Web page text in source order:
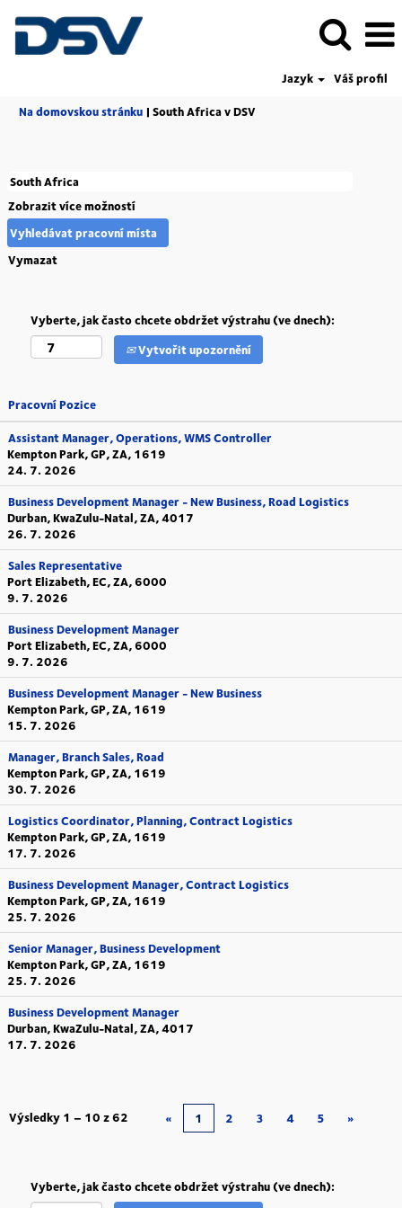
Jazyk
Váš profil
Na domovskou stránku | South Africa v DSV(aktuální
Zobrazit více možností
Vymazat
Vyberte, jak často chcete obdržet výstrahu (ve dnech):
Vytvořit upozornění
Pracovní Pozice
Assistant Manager, Operations, WMS Controller
Kempton Park, GP, ZA, 1619
24. 7. 2026
Business Development Manager - New Business, Road Logistics
Durban, KwaZulu-Natal, ZA, 4017
26. 7. 2026
Sales Representative
Port Elizabeth, EC, ZA, 6000
9. 7. 2026
Business Development Manager
Port Elizabeth, EC, ZA, 6000
9. 7. 2026
Business Development Manager - New Business
Kempton Park, GP, ZA, 1619
15. 7. 2026
Manager, Branch Sales, Road
Kempton Park, GP, ZA, 1619
30. 7. 2026
Logistics Coordinator, Planning, Contract Logistics
Kempton Park, GP, ZA, 1619
17. 7. 2026
Business Development Manager, Contract Logistics
Kempton Park, GP, ZA, 1619
25. 7. 2026
Senior Manager, Business Development
Kempton Park, GP, ZA, 1619
25. 7. 2026
Business Development Manager
Durban, KwaZulu-Natal, ZA, 4017
17. 7. 2026
Výsledky 1 – 10 z62 « 1 2 3 4 5 »
Vyberte, jak často chcete obdržet výstrahu (ve dnech):